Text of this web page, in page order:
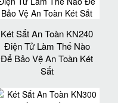
Két Sắt An Toàn KN240
Điện Tử Làm Thế Nào
Để Bảo Vệ An Toàn Két
Sắt